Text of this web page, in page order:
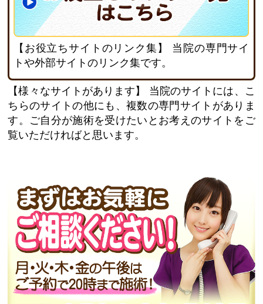
【お役立ちサイトのリンク集】
当院の専門サイ
トや外部サイトのリンク集です。
【様々なサイトがあります】
当院のサイトには、こ
ちらのサイトの他にも、複数の専門サイトがありま
す。ご自分が施術を受けたいとお考えのサイトをご
覧いただければと思います。